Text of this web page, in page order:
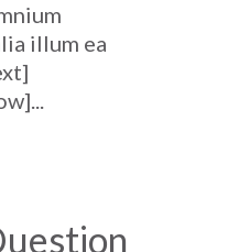
illum ea